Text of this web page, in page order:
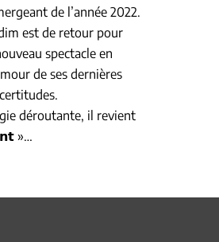
de l’année 2022.
est de retour pour
spectacle en
de ses dernières
déroutante, il revient
»…